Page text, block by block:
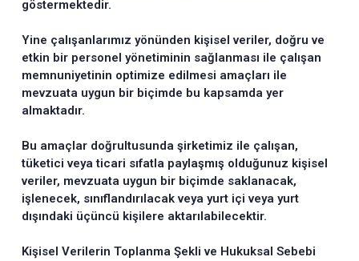
göstermektedir.
Yine çalışanlarımız yönünden kişisel veriler, doğru ve
etkin bir personel yönetiminin sağlanması ile çalışan
memnuniyetinin optimize edilmesi amaçları ile
mevzuata uygun bir biçimde bu kapsamda yer
almaktadır.
Bu amaçlar doğrultusunda şirketimiz ile çalışan,
tüketici veya ticari sıfatla paylaşmış olduğunuz kişisel
veriler, mevzuata uygun bir biçimde saklanacak,
işlenecek, sınıflandırılacak veya yurt içi veya yurt
dışındaki üçüncü kişilere aktarılabilecektir.
Kişisel Verilerin Toplanma Şekli ve Hukuksal Sebebi